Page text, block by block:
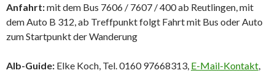
Anfahrt:mit dem Bus 7606 / 7607 / 400 ab Reutlingen, mit
dem Auto B 312, ab Treffpunkt folgt Fahrt mit Bus oder Auto
zum Startpunkt der Wanderung
Alb-Guide: Elke Koch, Tel. 0160 97668313, E-Mail-Kontakt